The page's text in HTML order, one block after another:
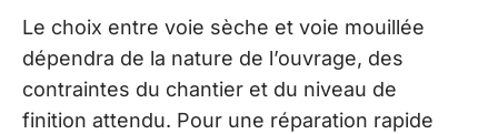
Le choix entre voie sèche et voie mouillée
dépendra de la nature de l’ouvrage, des
contraintes du chantier et du niveau de
finition attendu. Pour une réparation rapide